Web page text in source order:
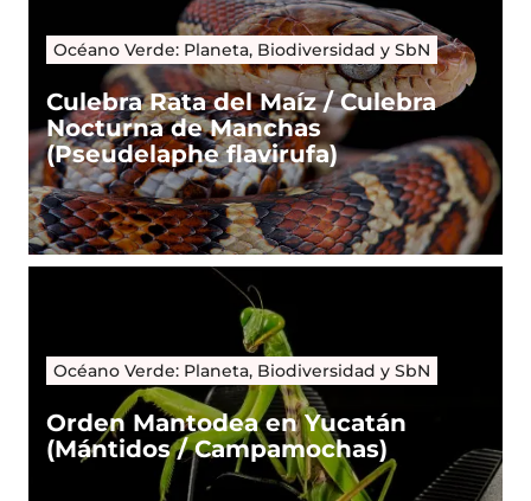
Océano Verde: Planeta, Biodiversidad y SbN
Culebra Rata del Maíz / Culebra
Nocturna de Manchas
(Pseudelaphe flavirufa)
Océano Verde: Planeta, Biodiversidad y SbN
Orden Mantodea en Yucatán
(Mántidos / Campamochas)